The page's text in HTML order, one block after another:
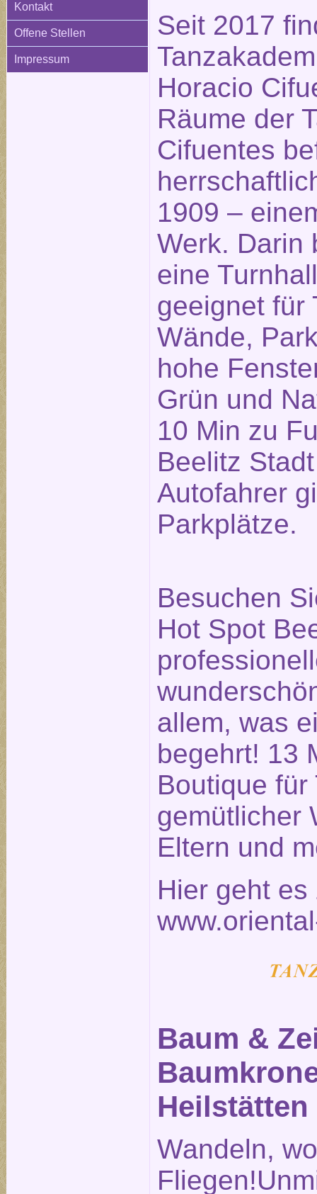
Kontakt
Offene Stellen
Impressum
Seit 2017
Horacio
Räume der
Cifuentes
1909 –
Werk. Darin
eine
geeignet für
Wände,
hohe
Grün und
10 Min zu
Beelitz
Autofahrer
Parkplätze.
Besuchen
Hot Spot
allem, was
begehrt! 13
Boutique für
gemütlicher
Eltern und
Hier geht
Baum &
Heilstätten
Wandeln,